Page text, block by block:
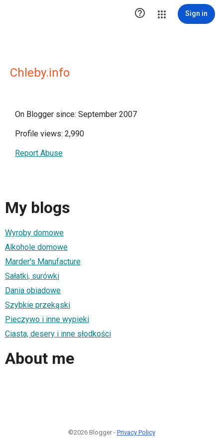
 Sign in
Chleby.info
On Blogger since: September 2007
Profile views: 2,990
Report Abuse
My blogs
Wyroby domowe
Alkohole domowe
Marder's Manufacture
Sałatki, surówki
Dania obiadowe
Szybkie przekąski
Pieczywo i inne wypieki
Ciasta, desery i inne słodkości
About me
©2026 Blogger - Privacy Policy